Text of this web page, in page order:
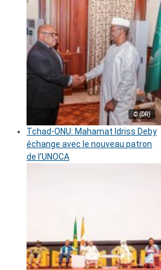
© (DR)
Tchad-ONU: Mahamat Idriss Deby
échange avec le nouveau patron
de l’UNOCA